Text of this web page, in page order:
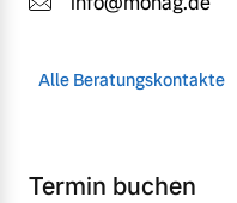
Alle Beratungskontakte
Termin buchen